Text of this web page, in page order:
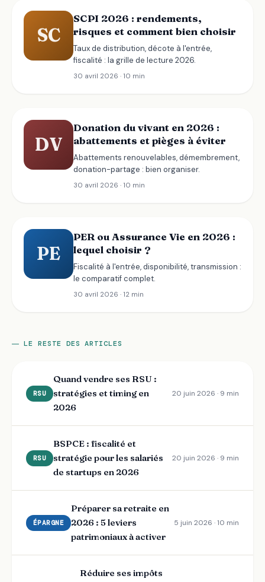
SC
SCPI 2026 : rendements,
risques et comment bien choisir
Taux de distribution, décote à l'entrée,
fiscalité : la grille de lecture 2026.
30 avril 2026 · 10 min
DV
Donation du vivant en 2026 :
abattements et pièges à éviter
Abattements renouvelables, démembrement,
donation-partage : bien organiser.
30 avril 2026 · 10 min
PE
PER ou Assurance Vie en 2026 :
lequel choisir ?
Fiscalité à l'entrée, disponibilité, transmission :
le comparatif complet.
30 avril 2026 · 12 min
LE RESTE DES ARTICLES
RSU
Quand vendre ses RSU :
stratégies et timing en
2026
20 juin 2026 · 9 min
RSU
BSPCE : fiscalité et
stratégie pour les salariés
de startups en 2026
20 juin 2026 · 9 min
ÉPARGNE
Préparer sa retraite en
2026 : 5 leviers
patrimoniaux à activer
5 juin 2026 · 10 min
Réduire ses impôts